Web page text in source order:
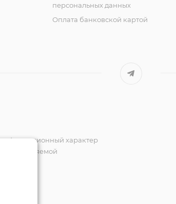
персональных данных
Оплата банковской картой
характер
определяемой